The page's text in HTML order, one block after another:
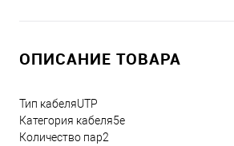
ОПИСАНИЕ ТОВАРА
Тип кабеляUTP
Категория кабеля5e
Количество пар2